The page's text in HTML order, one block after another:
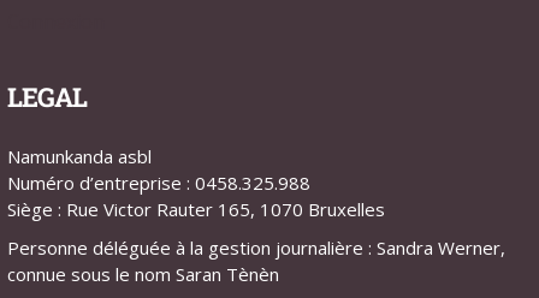
LEGAL
Namunkanda asbl
Numéro d’entreprise : 0458.325.988
Siège : Rue Victor Rauter 165, 1070 Bruxelles
Personne déléguée à la gestion journalière : Sandra Werner,
connue sous le nom Saran Tènèn